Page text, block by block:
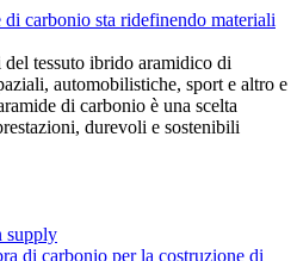
carbonio sta ridefinendo materiali
tessuto ibrido aramidico di
automobilistiche, sport e altro e
di carbonio è una scelta
durevoli e sostenibili
di carbonio per la costruzione di